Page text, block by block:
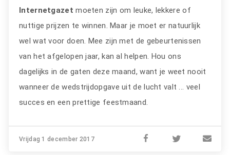
Internetgazet moeten zijn om leuke, lekkere of
nuttige prijzen te winnen. Maar je moet er natuurlijk
wel wat voor doen. Mee zijn met de gebeurtenissen
van het afgelopen jaar, kan al helpen. Hou ons
dagelijks in de gaten deze maand, want je weet nooit
wanneer de wedstrijdopgave uit de lucht valt ... veel
succes en een prettige feestmaand.
Vrijdag 1 december 2017